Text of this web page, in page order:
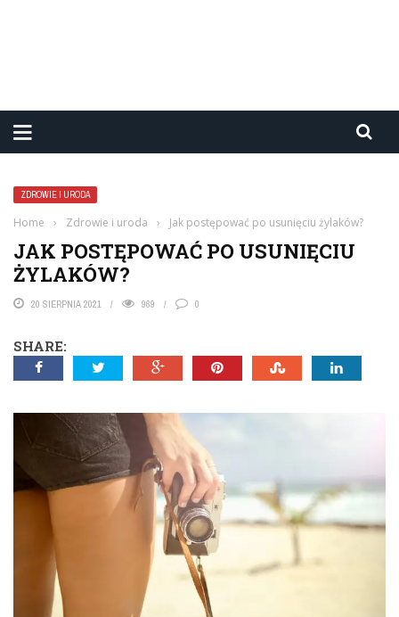
ZDROWIE I URODA
Home › Zdrowie i uroda › Jak postępować po usunięciu żylaków?
JAK POSTĘPOWAĆ PO USUNIĘCIU
ŻYLAKÓW?
20 SIERPNIA 2021 969 0
SHARE: